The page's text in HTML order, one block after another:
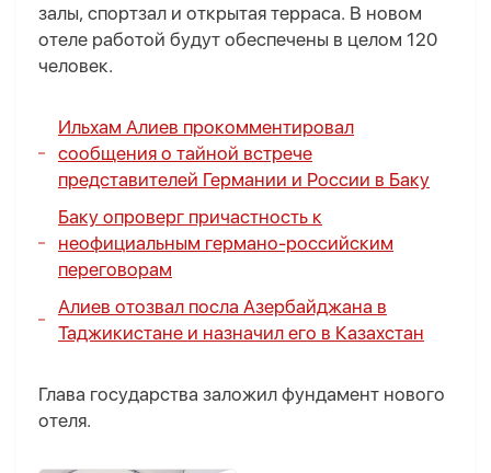
залы, спортзал и открытая терраса. В новом
отеле работой будут обеспечены в целом 120
человек.
Ильхам Алиев прокомментировал
сообщения о тайной встрече
представителей Германии и России в Баку
Баку опроверг причастность к
неофициальным германо-российским
переговорам
Алиев отозвал посла Азербайджана в
Таджикистане и назначил его в Казахстан
Глава государства заложил фундамент нового
отеля.